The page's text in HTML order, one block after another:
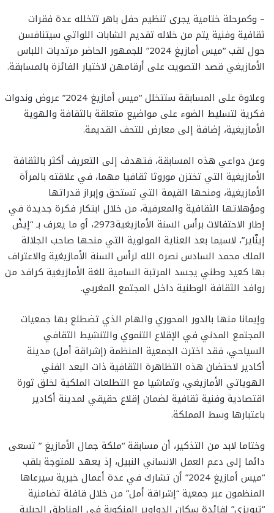
– وكمرحلة ختامية يجرى تنظيم حفل باهر تتخلله عدة فقرات
ثقافية وفنية يتم من خلاله تقديم الشابات اللواتي سيتنافسن
حول لقب “ميس أمازيغ 2024” للجمهور الحاضر مرتديات اللباس
الأمازيغي قصد التصويت على أرقامهن لاختيار الفائزة بالمسابقة.
وعلاوة على المسابقة ستتخلل “ميس أمازيغ 2024” عروض وندوات
فكرية لتسليط الضوء على مواضيع متعلقة بالثقافة والهوية
الأمازيغية، إضافة إلى معارض للتحف القديمة.
وعن دواعي هذه المسابقة، فتهدف إلى التعريف أكثر بالثقافة
الأمازيغية التي تختزن موروثا ثقافيا مهما، في علاقته بالمرأة
الأمازيغية، ومنحها القيمة التي تستحق وإبراز قدراتها
ومؤهلاتها الثقافية والمعرفية، من خلال ابتكار فكرة جديدة في
إطار الاحتفالات برأس السنة الأمازيغية2973، أو ما يعرف بـ “إيضْ
إينّاير”، لاسيما بعد العناية المولوية التي منحها صاحب الجلالة
الملك محمد السادس نصره الله لرأس السنة الأمازيغية والاعتراف
بها كعيد وطني يجسد المرتبة السامية للغة الأمازيغية كرافد من
روافد الثقافة الوطنية داخل المجتمع المغربي.
وإيمانا منها بالدور المحوري والهام الذي تضطلع بها جمعيات
المجتمع المدني في الإقلاع التنموي والتنشيط الثقافي
السياحي، فقد اخترت الجمعية المنظمة (إشراقة أمل) مدينة
أكادير لاحتضان هذه التظاهرة الثقافية ذات البعد الفني
الهوياتي الأمازيغي، وتماشيا مع التطلعات الملكية لخلق ثورة
اقتصادية وفنية ثقافية لضمان إقلاع حقيقي لمدينة أكادير
باعتبارها وسط المملكة.
وختاما لابد من التذكير، أن مسابقة “ملكة جمال الأمازيغ ” تسعى
دائما إلى دعم العمل الانساني النبيل، إذ يعهد للمتوجة بلقب
“ميس أمازيغ 2024” أن تشارك في عدة أعمال خيرية سيرعاها
المنظمون عبر جمعية “إشراقة أمل” من خلال قافلة تضامنية
“تيويزي” لفائدة سكان الدواوير المنكوبة في المناطق الجبلية